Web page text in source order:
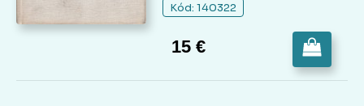
Kód: 140322
15 €